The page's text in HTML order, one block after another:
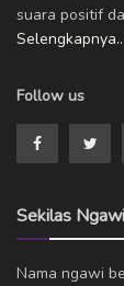
suara positif
Selengkapnya..
Follow us
Sekilas Ngawi
Nama ngawi